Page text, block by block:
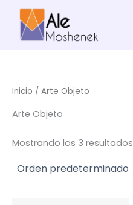
contenido
Inicio / Arte Objeto
Arte Objeto
Mostrando los 3 resultados